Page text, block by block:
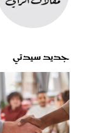
جديد سيدتي